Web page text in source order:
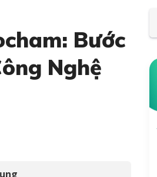
Bước
Nghệ